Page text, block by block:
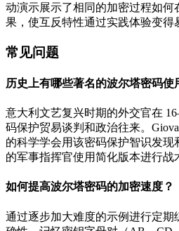
动演示展示了相同的加密过程如何
果，使互反特性通过实践体验变得
常见问题
历史上有哪些著名的波尔塔密码使
意大利文艺复兴时期的外交官在
码保护贸易谈判和政治往来。
的科学学会用该密码保护智识发现
的军事指挥官使用简化版本进行战
如何提高波尔塔密码的加密速度？
通过逐步加大难度的示例进行定